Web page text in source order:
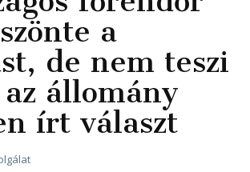
a
de nem teszi
állomány
írt választ